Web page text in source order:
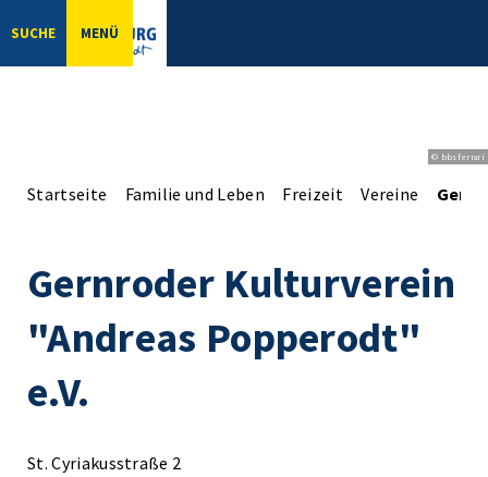
SUCHE MENÜ
© bbsferrari
Startseite Familie und Leben Freizeit Vereine
Gernroder Kulturverein
"Andreas Popperodt"
e.V.
St. Cyriakusstraße 2